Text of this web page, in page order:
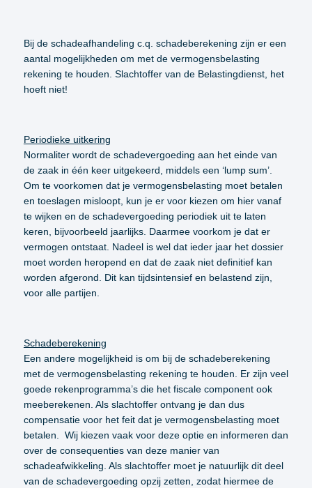
Bij de schadeafhandeling c.q. schadeberekening zijn er een
aantal mogelijkheden om met de vermogensbelasting
rekening te houden. Slachtoffer van de Belastingdienst, het
hoeft niet!
Periodieke uitkering
Normaliter wordt de schadevergoeding aan het einde van
de zaak in één keer uitgekeerd, middels een ‘lump sum’.
Om te voorkomen dat je vermogensbelasting moet betalen
en toeslagen misloopt, kun je er voor kiezen om hier vanaf
te wijken en de schadevergoeding periodiek uit te laten
keren, bijvoorbeeld jaarlijks. Daarmee voorkom je dat er
vermogen ontstaat. Nadeel is wel dat ieder jaar het dossier
moet worden heropend en dat de zaak niet definitief kan
worden afgerond. Dit kan tijdsintensief en belastend zijn,
voor alle partijen.
Schadeberekening
Een andere mogelijkheid is om bij de schadeberekening
met de vermogensbelasting rekening te houden. Er zijn veel
goede rekenprogramma’s die het fiscale component ook
meeberekenen. Als slachtoffer ontvang je dan dus
compensatie voor het feit dat je vermogensbelasting moet
betalen. Wij kiezen vaak voor deze optie en informeren dan
over de consequenties van deze manier van
schadeafwikkeling. Als slachtoffer moet je natuurlijk dit deel
van de schadevergoeding opzij zetten, zodat hiermee de